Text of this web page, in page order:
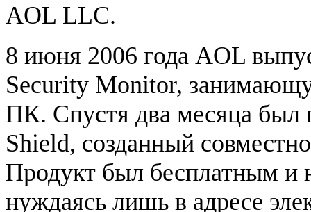
AOL LLC.
8 июня 2006 года AOL
Security Monitor,
ПК. Спустя два месяца был
Shield, созданный
Продукт был бесплатным и
нуждаясь лишь в адресе